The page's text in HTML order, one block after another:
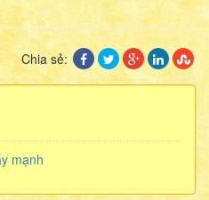
Chia sẻ:
mạnh